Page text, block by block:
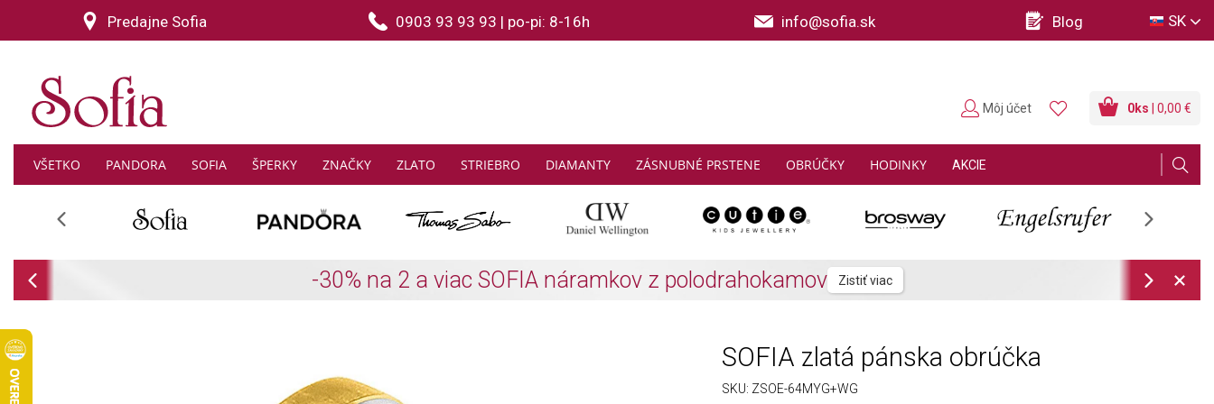
Predajne Sofia 0903 93 93 93 | po-pi: 8-16h info@sofia.sk Blog SK
VŠETKO PANDORA SOFIA ŠPERKY ZNAČKY ZLATO STRIEBRO DIAMANTY ZÁSNUBNÉ PRSTENE OBRÚČKY HODINKY AKCIE
0ks | 0,00 €
Môj účet
THOMAS SABO: Zbierajte a ušetrite Zistiť viac
SOFIA zlatá pánska obrúčka
SKU: ZSOE-64MYG+WG